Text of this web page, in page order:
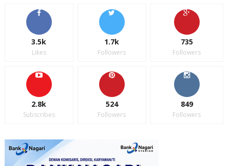
3.5k
Likes
1.7k
Followers
735
Followers
2.8k
Subscribes
524
Followers
849
Followers